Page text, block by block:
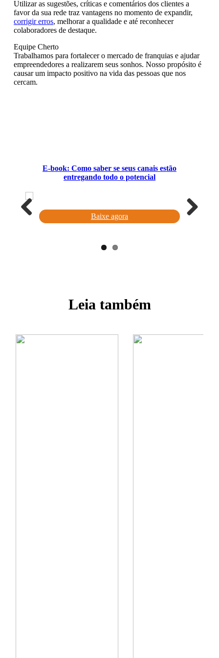
Utilizar as sugestões, críticas e comentários dos clientes a
favor da sua rede traz vantagens no momento de expandir,
corrigir erros, melhorar a qualidade e até reconhecer
colaboradores de destaque.
Equipe Cherto
Trabalhamos para fortalecer o mercado de franquias e ajudar
empreendedores a realizarem seus sonhos. Nosso propósito é
causar um impacto positivo na vida das pessoas que nos
cercam.
E-book: Como saber se seus canais estão
entregando todo o potencial
Baixe agora
Previous
Leia também